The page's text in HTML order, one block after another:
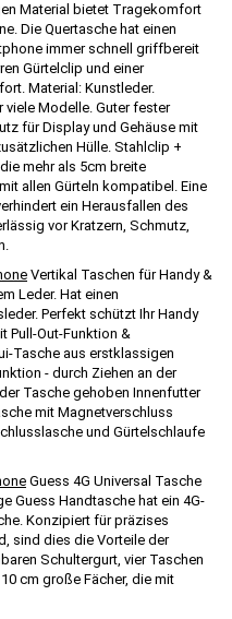
Material bietet Tragekomfort
Die Quertasche hat einen
immer schnell griffbereit
Gürtelclip und einer
Material: Kunstleder.
Modelle. Guter fester
für Display und Gehäuse mit
Hülle. Stahlclip +
mehr als 5cm breite
allen Gürteln kompatibel. Eine
ein Herausfallen des
vor Kratzern, Schmutz,
Vertikal Taschen für Handy &
Leder. Hat einen
Perfekt schützt Ihr Handy
Pull-Out-Funktion &
Tasche aus erstklassigen
- durch Ziehen an der
Tasche gehoben Innenfutter
mit Magnetverschluss
und Gürtelschlaufe
Guess 4G Universal Tasche
Guess Handtasche hat ein 4G-
Konzipiert für präzises
sind dies die Vorteile der
Schultergurt, vier Taschen
cm große Fächer, die mit